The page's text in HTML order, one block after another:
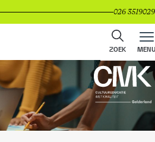
026 3519029
ZOEK MENU